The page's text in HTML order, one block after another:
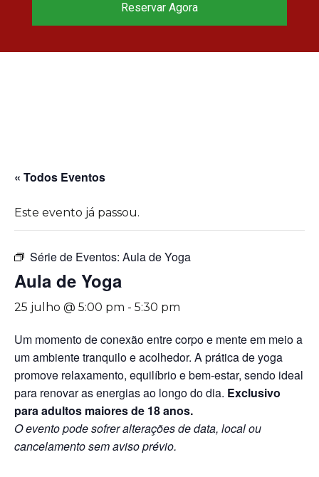
« Todos Eventos
Este evento já passou.
Série de Eventos: Aula de Yoga
Aula de Yoga
25 julho @ 5:00 pm - 5:30 pm
Um momento de conexão entre corpo e mente em meio a
um ambiente tranquilo e acolhedor. A prática de yoga
promove relaxamento, equilíbrio e bem-estar, sendo ideal
para renovar as energias ao longo do dia. Exclusivo
para adultos maiores de 18 anos.
O evento pode sofrer alterações de data, local ou
cancelamento sem aviso prévio.
Reservar Agora